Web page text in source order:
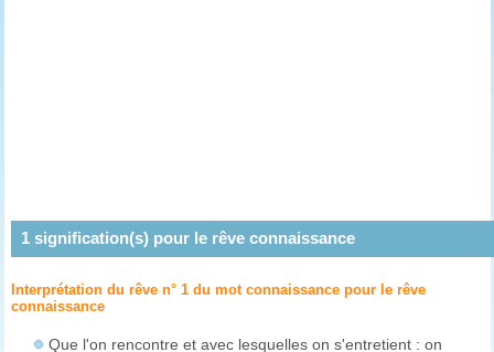
1signification(s) pour le rêve connaissance
Interprétation du rêve n° 1 du mot connaissance pour le rêve
connaissance
Que l'on rencontre et avec lesquelles on s'entretient : on